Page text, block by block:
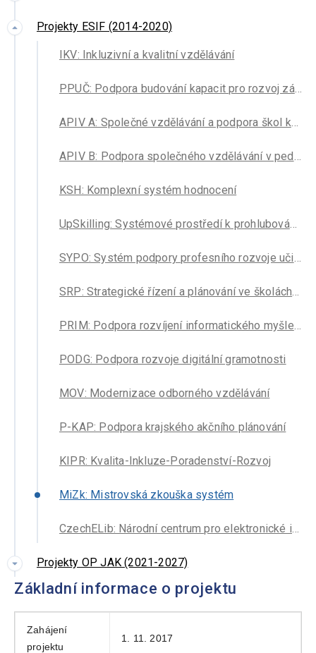
Projekty ESIF (2014-2020)
IKV: Inkluzivní a kvalitní vzdělávání
PPUČ: Podpora budování kapacit pro rozvoj základních pre/gramotností v předškolním a základním vzdělávání – Podpora práce učitelů
APIV A: Společné vzdělávání a podpora škol krok za krokem. Implementace Akčního plánu inkluzivního vzdělávání – metodická podpora
APIV B: Podpora společného vzdělávání v pedagogické praxi
KSH: Komplexní systém hodnocení
UpSkilling: Systémové prostředí k prohlubování kompetencí
SYPO: Systém podpory profesního rozvoje učitelů a ředitelů
SRP: Strategické řízení a plánování ve školách a v územích
PRIM: Podpora rozvíjení informatického myšlení
PODG: Podpora rozvoje digitální gramotnosti
MOV: Modernizace odborného vzdělávání
P-KAP: Podpora krajského akčního plánování
KIPR: Kvalita-Inkluze-Poradenství-Rozvoj
MiZk: Mistrovská zkouška systém
CzechELib: Národní centrum pro elektronické informační zdroje
Projekty OP JAK (2021-2027)
Základní informace o projektu
Zahájení
projektu
1. 11. 2017